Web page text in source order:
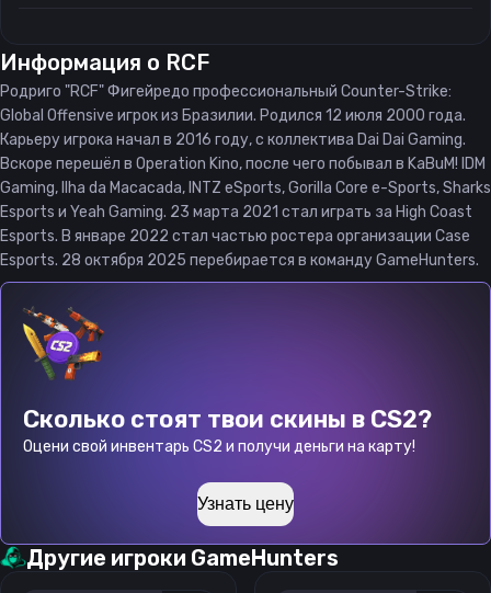
Информация о RCF
Родриго "RCF" Фигейредо профессиональный Counter-Strike:
Global Offensive игрок из Бразилии. Родился 12 июля 2000 года.
Карьеру игрока начал в 2016 году, с коллектива Dai Dai Gaming.
Вскоре перешёл в Operation Kino, после чего побывал в KaBuM! IDM
Gaming, Ilha da Macacada, INTZ eSports, Gorilla Core e-Sports, Sharks
Esports и Yeah Gaming. 23 марта 2021 стал играть за High Coast
Esports. В январе 2022 стал частью ростера организации Case
Esports. 28 октября 2025 перебирается в команду GameHunters.
Сколько стоят твои скины в CS2?
Оцени свой инвентарь CS2 и получи деньги на карту!
Узнать цену
Другие игроки GameHunters